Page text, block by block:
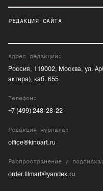
РЕДАКЦИЯ САЙТА
Адрес редакции:
Россия, 119002, Москва, ул.
актера), каб. 655
Телефон:
+7 (499) 248-28-22
Редакция журнала:
office@kinoart.ru
Распространение и подписка:
order.filmart@yandex.ru